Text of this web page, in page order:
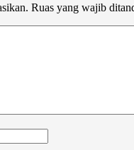
Ruas yang wajib